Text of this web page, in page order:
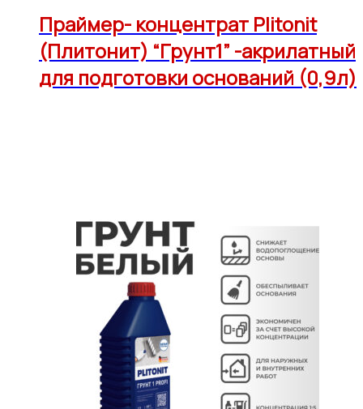
Праймер- концентрат Plitonit
(Плитонит) “Грунт1” -акрилатный
для подготовки оснований (0,9л)